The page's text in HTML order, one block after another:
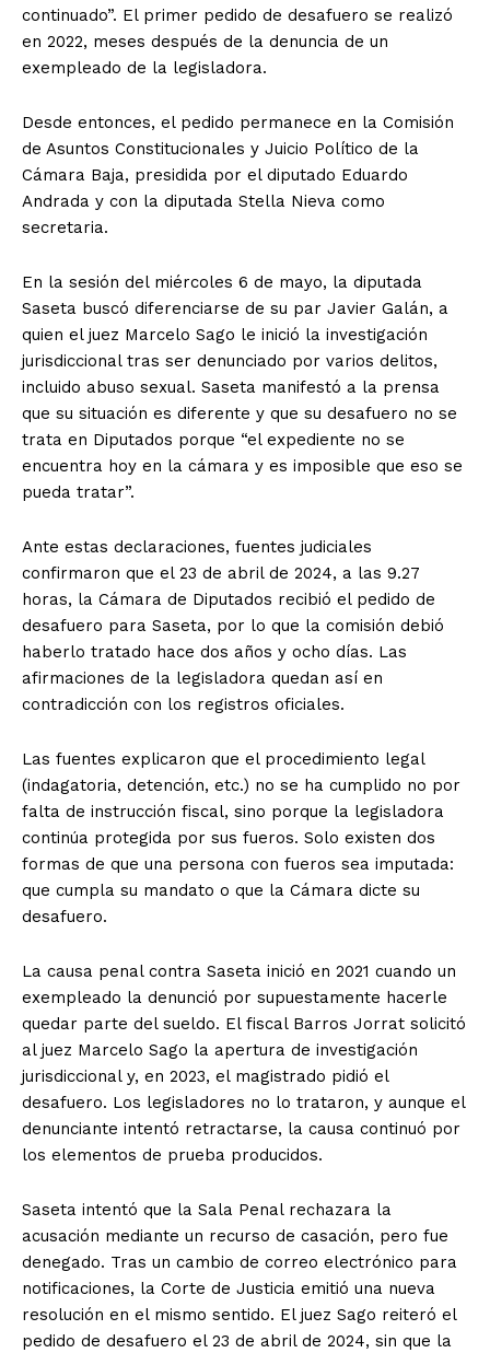
continuado”. El primer pedido de desafuero se realizó
en 2022, meses después de la denuncia de un
exempleado de la legisladora.
Desde entonces, el pedido permanece en la Comisión
de Asuntos Constitucionales y Juicio Político de la
Cámara Baja, presidida por el diputado Eduardo
Andrada y con la diputada Stella Nieva como
secretaria.
En la sesión del miércoles 6 de mayo, la diputada
Saseta buscó diferenciarse de su par Javier Galán, a
quien el juez Marcelo Sago le inició la investigación
jurisdiccional tras ser denunciado por varios delitos,
incluido abuso sexual. Saseta manifestó a la prensa
que su situación es diferente y que su desafuero no se
trata en Diputados porque “el expediente no se
encuentra hoy en la cámara y es imposible que eso se
pueda tratar”.
Ante estas declaraciones, fuentes judiciales
confirmaron que el 23 de abril de 2024, a las 9.27
horas, la Cámara de Diputados recibió el pedido de
desafuero para Saseta, por lo que la comisión debió
haberlo tratado hace dos años y ocho días. Las
afirmaciones de la legisladora quedan así en
contradicción con los registros oficiales.
Las fuentes explicaron que el procedimiento legal
(indagatoria, detención, etc.) no se ha cumplido no por
falta de instrucción fiscal, sino porque la legisladora
continúa protegida por sus fueros. Solo existen dos
formas de que una persona con fueros sea imputada:
que cumpla su mandato o que la Cámara dicte su
desafuero.
La causa penal contra Saseta inició en 2021 cuando un
exempleado la denunció por supuestamente hacerle
quedar parte del sueldo. El fiscal Barros Jorrat solicitó
al juez Marcelo Sago la apertura de investigación
jurisdiccional y, en 2023, el magistrado pidió el
desafuero. Los legisladores no lo trataron, y aunque el
denunciante intentó retractarse, la causa continuó por
los elementos de prueba producidos.
Saseta intentó que la Sala Penal rechazara la
acusación mediante un recurso de casación, pero fue
denegado. Tras un cambio de correo electrónico para
notificaciones, la Corte de Justicia emitió una nueva
resolución en el mismo sentido. El juez Sago reiteró el
pedido de desafuero el 23 de abril de 2024, sin que la